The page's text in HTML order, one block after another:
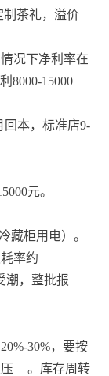
制茶礼，溢价
况下净利率在
8000-15000
回本，标准店9-
元。
藏柜用电）。
率约
潮，整批报
30%，要按
。库存周转